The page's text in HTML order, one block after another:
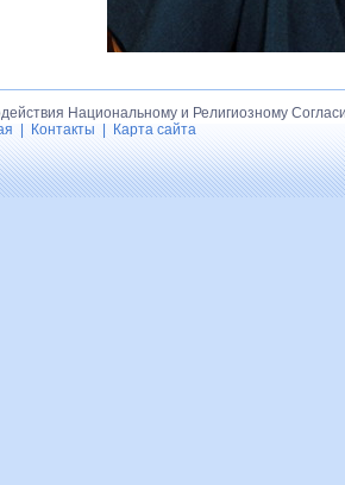
Национальному и Религиозному
Контакты Карта сайта